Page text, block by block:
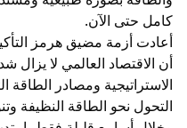
كامل حتى الآن.
أعادت أزمة مضيق هرمز
أن الاقتصاد العالمي لا يزال
الاستراتيجية ومصادر الطاقة
التحول نحو الطاقة النظيفة